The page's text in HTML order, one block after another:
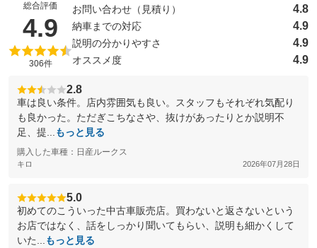
総合評価
4.9 （5点満点中）
306件
お問い合わせ（見積り） 4.8
納車までの対応 4.9
説明の分かりやすさ 4.9
オススメ度 4.9
2.8
車は良い条件。店内雰囲気も良い。スタッフもそれぞれ気配り
も良かった。ただぎこちなさや、抜けがあったりとか説明不
足、提...
もっと見る
購入した車種：日産ルークス
キロ 2026年07月28日
5.0
初めてのこういった中古車販売店。買わないと返さないという
お店ではなく、話をしっかり聞いてもらい、説明も細かくして
いた...
もっと見る